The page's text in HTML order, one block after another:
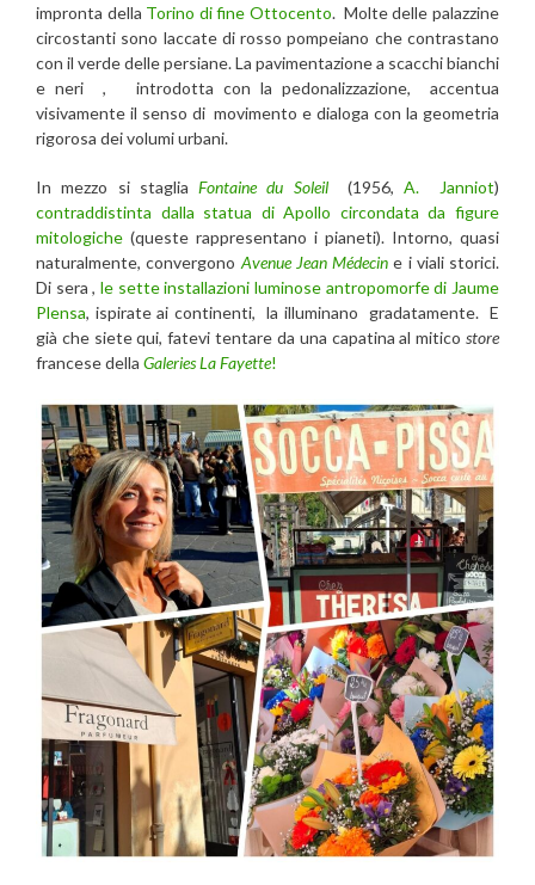
impronta della Torino di fine Ottocento. Molte delle palazzine
circostanti sono laccate di rosso pompeiano che contrastano
con il verde delle persiane. La pavimentazione a scacchi bianchi
e neri , introdotta con la pedonalizzazione, accentua
visivamente il senso di movimento e dialoga con la geometria
rigorosa dei volumi urbani.
In mezzo si stagliaFontaine du Soleil(1956,A. Janniot)
contraddistinta dalla statua di Apollo circondata da figure
mitologiche (queste rappresentano i pianeti). Intorno, quasi
naturalmente, convergono Avenue Jean Médecin e i viali storici.
Di sera , le sette installazioni luminose antropomorfe di Jaume
Plensa, ispirate ai continenti, la illuminano gradatamente. E
già che siete qui, fatevi tentare da una capatina al mitico store
francese della Galeries La Fayette!